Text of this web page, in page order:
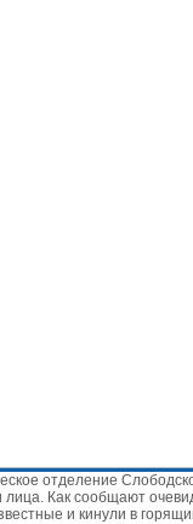
отделение
лица. Как сообщают
и кинули в